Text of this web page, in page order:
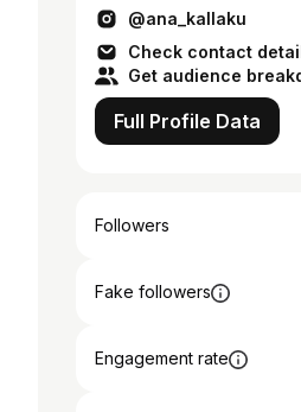
@ana_kallaku
Check contact
Get audience
Full Profile Data
Followers
Fake followers
Engagement rate